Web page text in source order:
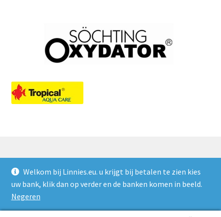
Welkom bij Linnies.eu. u krijgt bij betalen te zien kies
uw bank, klik dan op verder en de banken komen in beeld.
Negeren
© Linnies.eu 2026
Privacy Policy
Gebouwd met WooCommerce.